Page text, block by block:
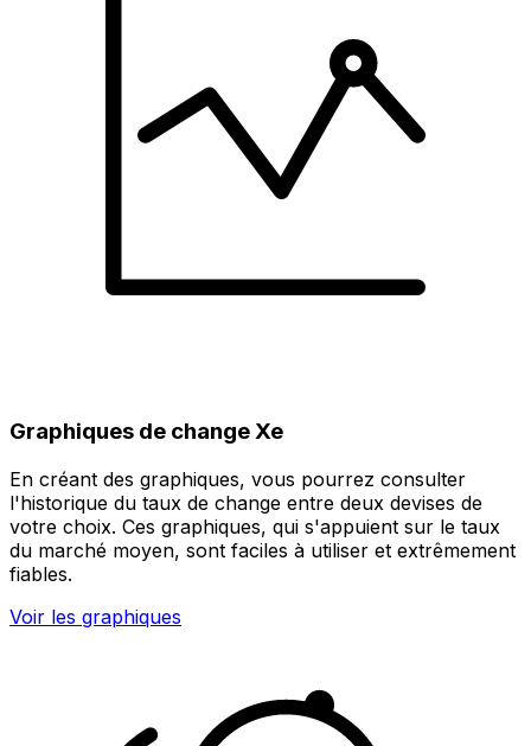
Graphiques de change Xe
En créant des graphiques, vous pourrez consulter
l'historique du taux de change entre deux devises de
votre choix. Ces graphiques, qui s'appuient sur le taux
du marché moyen, sont faciles à utiliser et extrêmement
fiables.
Voir les graphiques